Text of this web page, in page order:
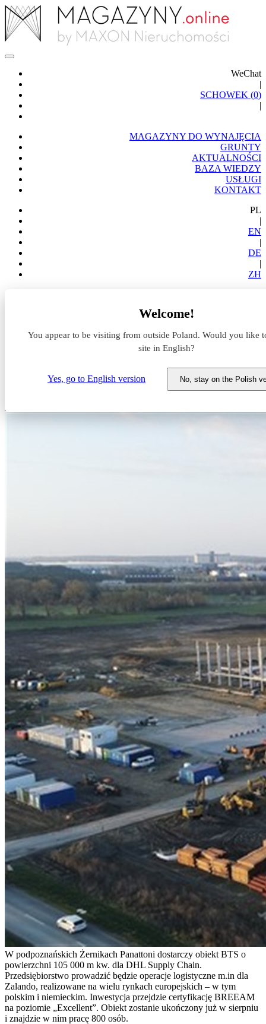
WeChat
|
SCHOWEK (0)
|
MAGAZYNY DO WYNAJĘCIA
GRUNTY
AKTUALNOŚCI
BAZA WIEDZY
USŁUGI
KONTAKT
PL
|
EN
|
DE
|
ZH
Welcome!
You appear to be visiting from outside Poland. Would you like
site in English?
Yes, go to English version No, stay on the Polish
Panattoni buduje dla DHL Supply Chain
Panattoni buduje dla DHL
W podpoznańskich Żernikach Panattoni dostarczy obiekt BTS o
powierzchni 105 000 m kw. dla DHL Supply Chain.
Przedsiębiorstwo prowadzić będzie operacje logistyczne m.in dla
Zalando, realizowane na wielu rynkach europejskich – w tym
polskim i niemieckim. Inwestycja przejdzie certyfikację BREEAM
na poziomie „Excellent”. Obiekt zostanie ukończony już w sierpniu
i znajdzie w nim pracę 800 osób.